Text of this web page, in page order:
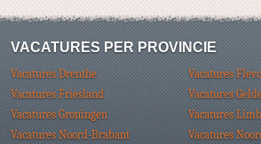
VACATURES PER PROVINCIE
Vacatures Drenthe
Vacatures
Vacatures Friesland
Vacatures
Vacatures Groningen
Vacatures
Vacatures Noord-Brabant
Vacatures